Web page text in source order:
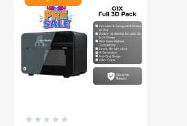
★ ★ ★ ★ ★